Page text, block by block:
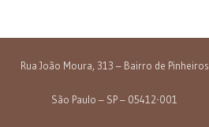
Rua João Moura, 313 – Bairro de Pinheiros
São Paulo – SP – 05412-001